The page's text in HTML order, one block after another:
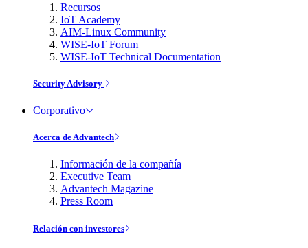
Recursos
IoT Academy
AIM-Linux Community
WISE-IoT Forum
WISE-IoT Technical Documentation
Security Advisory
Corporativo
Acerca de Advantech
Información de la compañía
Executive Team
Advantech Magazine
Press Room
Relación con investores